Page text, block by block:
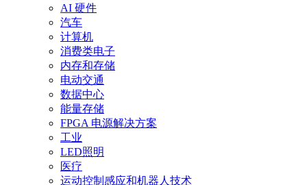
AI 硬件
汽车
计算机
消费类电子
内存和存储
电动交通
数据中心
能量存储
FPGA 电源解决方案
工业
LED照明
医疗
运动控制感应和机器人技术